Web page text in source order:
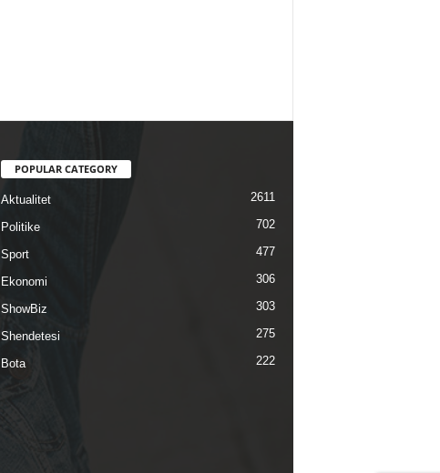
POPULAR CATEGORY
Aktualitet 2611
Politike 702
Sport 477
Ekonomi 306
ShowBiz 303
Shendetesi 275
Bota 222